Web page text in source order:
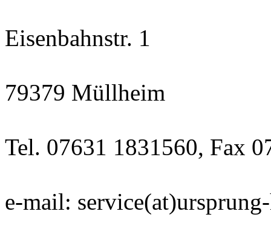
Eisenbahnstr. 1
79379 Müllheim
Tel. 07631 1831560, Fax
e-mail: